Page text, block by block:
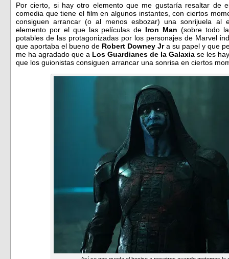
Por cierto, si hay otro elemento que me gustaría resaltar de
comedia que tiene el film en algunos instantes, con ciertos
consiguen arrancar (o al menos esbozar) una sonrijuela al
elemento por el que las películas de Iron Man (sobre todo
potables de las protagonizadas por los personajes de Marvel
que aportaba el bueno de Robert Downey Jra su papel y que
me ha agradado que a Los Guardianes de la Galaxia se les
que los guionistas consiguen arrancar una sonrisa en ciertos